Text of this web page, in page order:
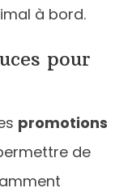
à bord.
pour
promotions
de